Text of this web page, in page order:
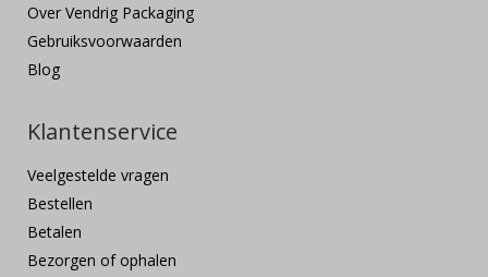
Over Vendrig Packaging
Gebruiksvoorwaarden
Blog
Klantenservice
Veelgestelde vragen
Bestellen
Betalen
Bezorgen of ophalen